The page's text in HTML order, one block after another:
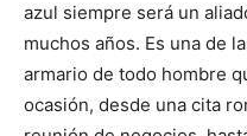
azul siempre será un
muchos años. Es una de
armario de todo hombre
ocasión, desde una cita